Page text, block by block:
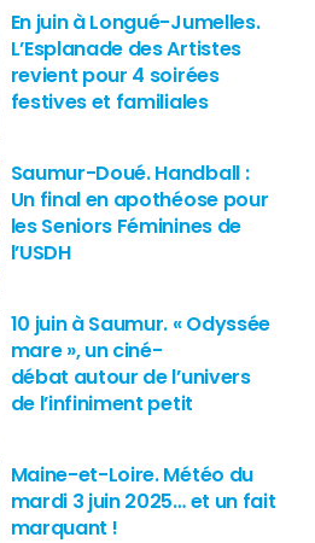
En juin à Longué-Jumelles.
L’Esplanade des Artistes
revient pour 4 soirées
festives et familiales
Saumur-Doué. Handball :
Un final en apothéose pour
les Seniors Féminines de
l’USDH
10 juin à Saumur. « Odyssée
mare », un ciné-
débat autour de l’univers
de l’infiniment petit
Maine-et-Loire. Météo du
mardi 3 juin 2025… et un fait
marquant !